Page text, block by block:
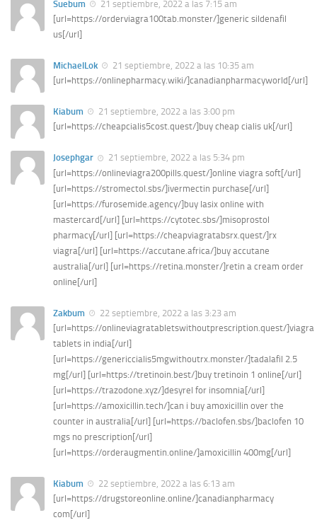
Suebum
21 septiembre, 2022 a las 7:15 am
[url=https://orderviagra100tab.monster/]generic sildenafil
us[/url]
MichaelLok
21 septiembre, 2022 a las 10:35 am
[url=https://onlinepharmacy.wiki/]canadianpharmacyworld[/url]
Kiabum
21 septiembre, 2022 a las 3:00 pm
[url=https://cheapcialis5cost.quest/]buy cheap cialis uk[/url]
Josephgar
21 septiembre, 2022 a las 5:34 pm
[url=https://onlineviagra200pills.quest/]online viagra soft[/url]
[url=https://stromectol.sbs/]ivermectin purchase[/url]
[url=https://furosemide.agency/]buy lasix online with
mastercard[/url] [url=https://cytotec.sbs/]misoprostol
pharmacy[/url] [url=https://cheapviagratabsrx.quest/]rx
viagra[/url] [url=https://accutane.africa/]buy accutane
australia[/url] [url=https://retina.monster/]retin a cream order
online[/url]
Zakbum
22 septiembre, 2022 a las 3:23 am
[url=https://onlineviagratabletswithoutprescription.quest/]viagra
tablets in india[/url]
[url=https://genericcialis5mgwithoutrx.monster/]tadalafil 2.5
mg[/url] [url=https://tretinoin.best/]buy tretinoin 1 online[/url]
[url=https://trazodone.xyz/]desyrel for insomnia[/url]
[url=https://amoxicillin.tech/]can i buy amoxicillin over the
counter in australia[/url] [url=https://baclofen.sbs/]baclofen 10
mgs no prescription[/url]
[url=https://orderaugmentin.online/]amoxicillin 400mg[/url]
Kiabum
22 septiembre, 2022 a las 6:13 am
[url=https://drugstoreonline.online/]canadianpharmacy
com[/url]